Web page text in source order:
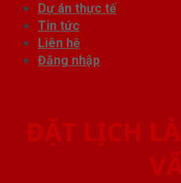
Dự án thực tế
Tin tức
Liên hệ
Đăng nhập
ĐẶT LỊCH